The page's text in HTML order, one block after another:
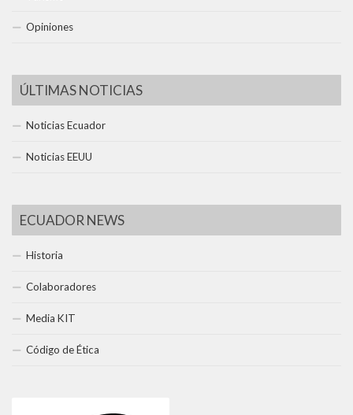
Opiniones
ÚLTIMAS NOTICIAS
Noticias Ecuador
Noticias EEUU
ECUADOR NEWS
Historia
Colaboradores
Media KIT
Código de Ética